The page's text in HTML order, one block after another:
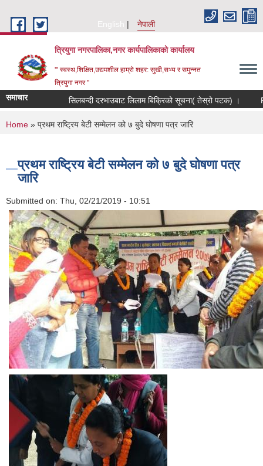
English
नेपाली
त्रियुगा नगरपालिका,नगर कार्यपालिकाको कार्यालय
'" स्वस्थ,शिक्षित,उद्यमशील हाम्रो शहर: सुखी,सभ्य र समुन्नत
त्रियुगा नगर "
समाचार सिलबन्दी दरभाउबाट लिलाम बिक्रिको सूचना( तेस्रो पटक) ।
You are here
Home » प्रथम राष्ट्रिय बेटी सम्मेलन को ७ बुदे घोषणा पत्र जारि
प्रथम राष्ट्रिय बेटी सम्मेलन को ७ बुदे घोषणा पत्र
जारि
Submitted on: Thu, 02/21/2019 - 10:51